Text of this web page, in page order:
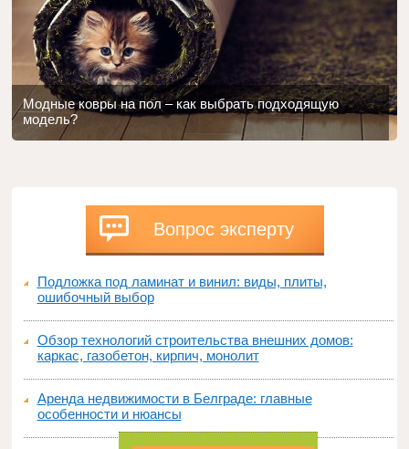
Модные ковры на пол – как выбрать подходящую
модель?
Вопрос эксперту
Подложка под ламинат и винил: виды, плиты,
ошибочный выбор
Обзор технологий строительства внешних домов:
каркас, газобетон, кирпич, монолит
Аренда недвижимости в Белграде: главные
особенности и нюансы